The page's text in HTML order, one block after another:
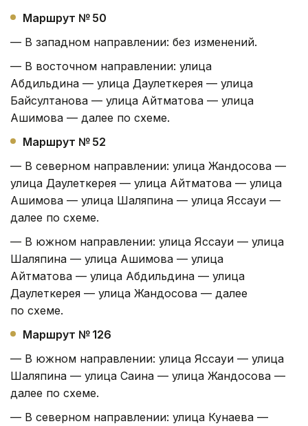
Маршрут № 50
— В западном направлении: без изменений.
— В восточном направлении: улица
Абдильдина — улица Даулеткерея — улица
Байсултанова — улица Айтматова — улица
Ашимова — далее по схеме.
Маршрут № 52
— В северном направлении: улица Жандосова —
улица Даулеткерея — улица Айтматова — улица
Ашимова — улица Шаляпина — улица Яссауи —
далее по схеме.
— В южном направлении: улица Яссауи — улица
Шаляпина — улица Ашимова — улица
Айтматова — улица Абдильдина — улица
Даулеткерея — улица Жандосова — далее
по схеме.
Маршрут № 126
— В южном направлении: улица Яссауи — улица
Шаляпина — улица Саина — улица Жандосова —
далее по схеме.
— В северном направлении: улица Кунаева —